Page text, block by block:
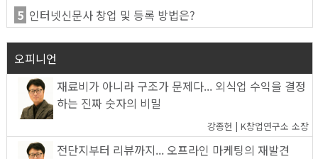
5 인터넷신문사 창업 및 등록 방법은?
오피니언
재료비가 아니라 구조가 문제다... 외식업 수익을 결정
하는 진짜 숫자의 비밀
강종헌 | K창업연구소 소장
전단지부터 리뷰까지... 오프라인 마케팅의 재발견